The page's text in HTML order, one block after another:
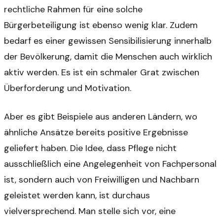
rechtliche Rahmen für eine solche
Bürgerbeteiligung ist ebenso wenig klar. Zudem
bedarf es einer gewissen Sensibilisierung innerhalb
der Bevölkerung, damit die Menschen auch wirklich
aktiv werden. Es ist ein schmaler Grat zwischen
Überforderung und Motivation.
Aber es gibt Beispiele aus anderen Ländern, wo
ähnliche Ansätze bereits positive Ergebnisse
geliefert haben. Die Idee, dass Pflege nicht
ausschließlich eine Angelegenheit von Fachpersonal
ist, sondern auch von Freiwilligen und Nachbarn
geleistet werden kann, ist durchaus
vielversprechend. Man stelle sich vor, eine